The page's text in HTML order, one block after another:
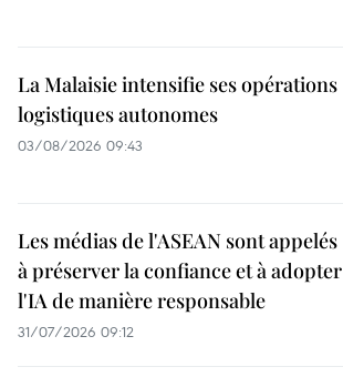
La Malaisie intensifie ses opérations
logistiques autonomes
03/08/2026 09:43
Les médias de l'ASEAN sont appelés
à préserver la confiance et à adopter
l'IA de manière responsable
31/07/2026 09:12